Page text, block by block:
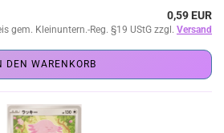
0,59 EUR
gem. Kleinuntern.-Reg. §19 UStG zzgl. Versand
DEN WARENKORB